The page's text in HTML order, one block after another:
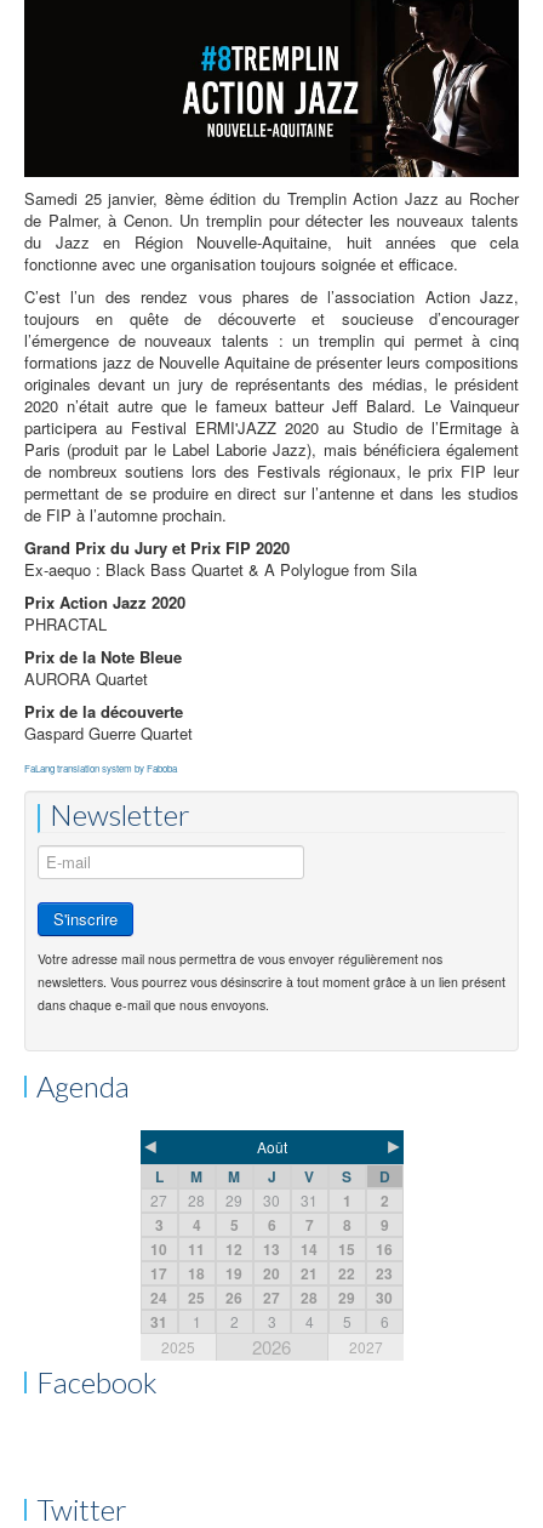
Samedi 25 janvier, 8ème édition du Tremplin Action Jazz au Rocher
de Palmer, à Cenon. Un tremplin pour détecter les nouveaux talents
du Jazz en Région Nouvelle-Aquitaine, huit années que cela
fonctionne avec une organisation toujours soignée et efficace.
C’est l’un des rendez vous phares de l’association Action Jazz,
toujours en quête de découverte et soucieuse d’encourager
l’émergence de nouveaux talents : un tremplin qui permet à cinq
formations jazz de Nouvelle Aquitaine de présenter leurs compositions
originales devant un jury de représentants des médias, le président
2020 n’était autre que le fameux batteur Jeff Balard. Le Vainqueur
participera au Festival ERMI'JAZZ 2020 au Studio de l’Ermitage à
Paris (produit par le Label Laborie Jazz), mais bénéficiera également
de nombreux soutiens lors des Festivals régionaux, le prix FIP leur
permettant de se produire en direct sur l’antenne et dans les studios
de FIP à l’automne prochain.
Grand Prix du Jury et Prix FIP 2020
Ex-aequo : Black Bass Quartet & A Polylogue from Sila
Prix Action Jazz 2020
PHRACTAL
Prix de la Note Bleue
AURORA Quartet
Prix de la découverte
Gaspard Guerre Quartet
FaLang translation system by Faboba
Newsletter
Votre adresse mail nous permettra de vous envoyer régulièrement nos
newsletters. Vous pourrez vous désinscrire à tout moment grâce à un lien présent
dans chaque e-mail que nous envoyons.
Agenda
◄ Août ►
L M M J V S D
27 28 29 30 31 1
2
3
4 5 6 7 8
9
10
11 12 13 14 15
16
17
18 19 20 21 22
23
24
25 26 27 28 29
30
31
1 2 3 4 5
6
2025
2026 2027
Facebook
Twitter